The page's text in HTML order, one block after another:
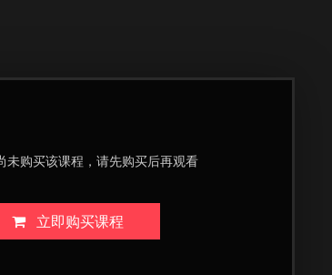
未购买该课程，请先购买后再观看
立即购买课程